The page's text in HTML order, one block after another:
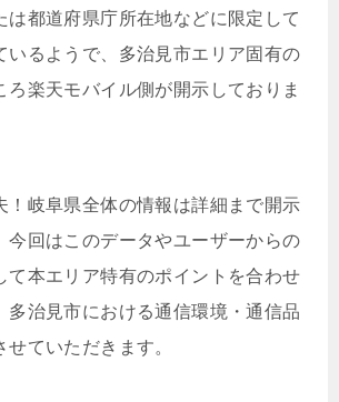
は都道府県庁所在地などに限定して
いるようで、多治見市エリア固有の
ろ楽天モバイル側が開示しておりま
！岐阜県全体の情報は詳細まで開示
今回はこのデータやユーザーからの
て本エリア特有のポイントを合わせ
多治見市における通信環境・通信品
ていただきます。